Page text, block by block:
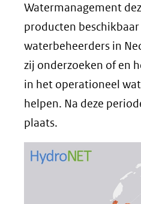
Watermanagement
producten beschikbaar
waterbeheerders in
zij onderzoeken of en
in het operationeel
helpen. Na deze
plaats.